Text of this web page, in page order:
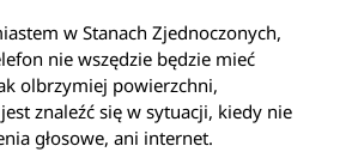
w Stanach Zjednoczonych,
nie wszędzie będzie mieć
olbrzymiej powierzchni,
znaleźć się w sytuacji, kiedy nie
głosowe, ani internet.